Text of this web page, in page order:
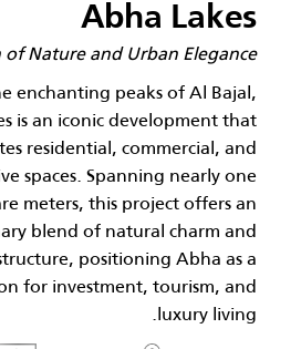
Abha Lakes
of Nature and Urban Elegance
enchanting peaks of Al Bajal,
is an iconic development that
residential, commercial, and
spaces. Spanning nearly one
meters, this project offers an
blend of natural charm and
positioning Abha as a
for investment, tourism, and
luxury living.